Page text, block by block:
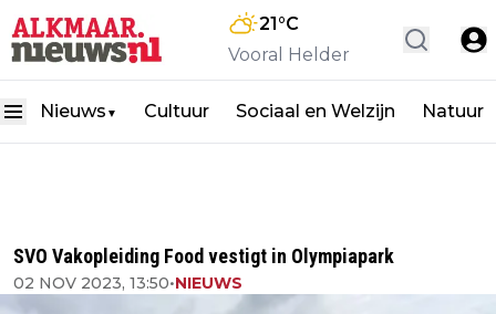
21°C
Vooral Helder
Nieuws ▼ Cultuur Sociaal en Welzijn Natuur
SVO Vakopleiding Food vestigt in Olympiapark
02 NOV 2023, 13:50•NIEUWS